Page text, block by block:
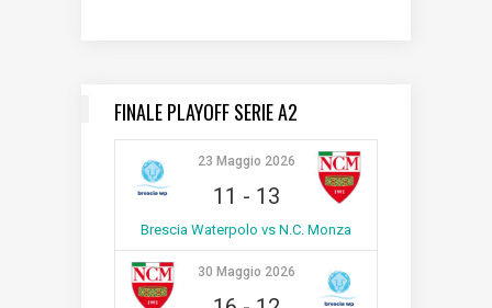
FINALE PLAYOFF SERIE A2
23 Maggio 2026
11 - 13
Brescia Waterpolo vs N.C. Monza
30 Maggio 2026